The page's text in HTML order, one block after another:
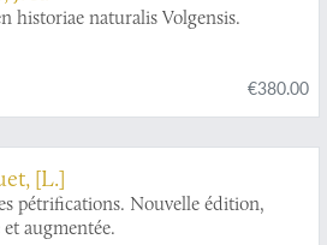
d'une préface par Mr. Jean Ernest
historiae naturalis Volgensis.
€380.00
[L.]
pétrifications. Nouvelle édition,
augmentée.